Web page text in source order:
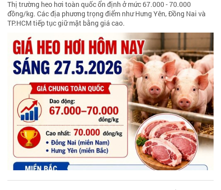
Thị trường heo hơi toàn quốc ổn định ở mức 67.000 - 70.000
đồng/kg. Các địa phương trọng điểm như Hưng Yên, Đồng Nai và
TP.HCM tiếp tục giữ mặt bằng giá cao.